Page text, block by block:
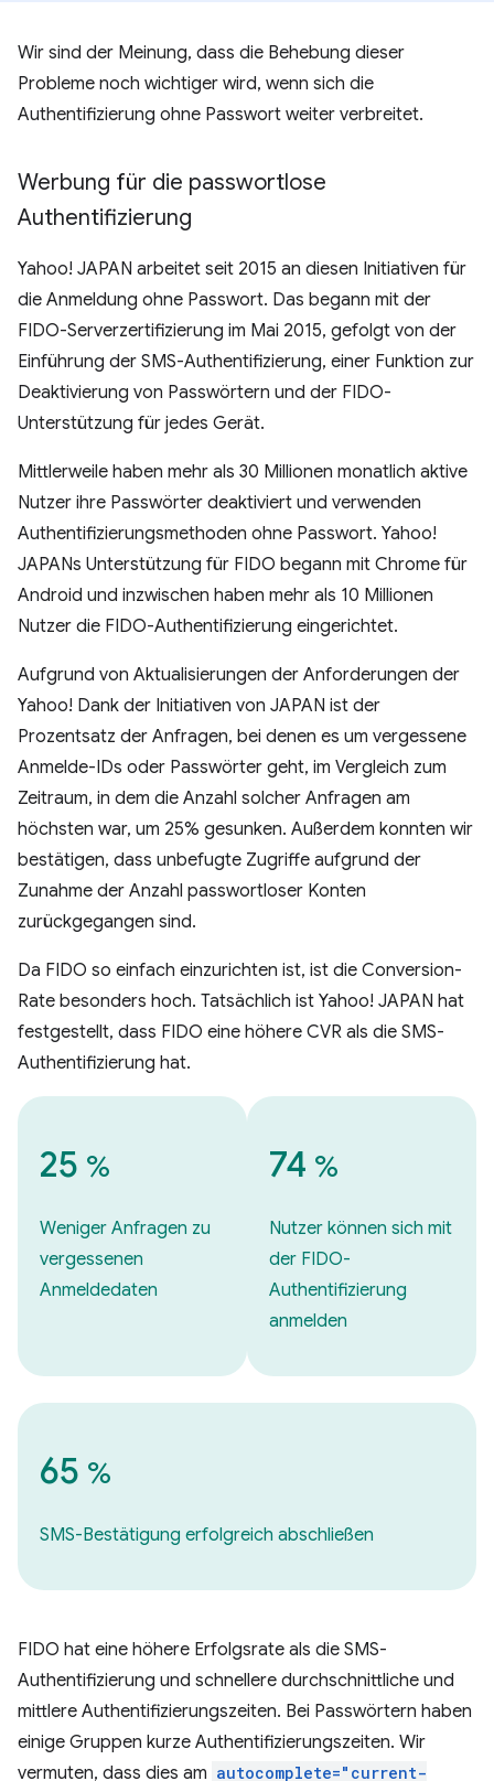
Wir sind der Meinung, dass die Behebung dieser
Probleme noch wichtiger wird, wenn sich die
Authentifizierung ohne Passwort weiter verbreitet.
Werbung für die passwortlose
Authentifizierung
Yahoo! JAPAN arbeitet seit 2015 an diesen Initiativen für
die Anmeldung ohne Passwort. Das begann mit der
FIDO-Serverzertifizierung im Mai 2015, gefolgt von der
Einführung der SMS-Authentifizierung, einer Funktion zur
Deaktivierung von Passwörtern und der FIDO-
Unterstützung für jedes Gerät.
Mittlerweile haben mehr als 30 Millionen monatlich aktive
Nutzer ihre Passwörter deaktiviert und verwenden
Authentifizierungsmethoden ohne Passwort. Yahoo!
JAPANs Unterstützung für FIDO begann mit Chrome für
Android und inzwischen haben mehr als 10 Millionen
Nutzer die FIDO-Authentifizierung eingerichtet.
Aufgrund von Aktualisierungen der Anforderungen der
Yahoo! Dank der Initiativen von JAPAN ist der
Prozentsatz der Anfragen, bei denen es um vergessene
Anmelde-IDs oder Passwörter geht, im Vergleich zum
Zeitraum, in dem die Anzahl solcher Anfragen am
höchsten war, um 25% gesunken. Außerdem konnten wir
bestätigen, dass unbefugte Zugriffe aufgrund der
Zunahme der Anzahl passwortloser Konten
zurückgegangen sind.
Da FIDO so einfach einzurichten ist, ist die Conversion-
Rate besonders hoch. Tatsächlich ist Yahoo! JAPAN hat
festgestellt, dass FIDO eine höhere CVR als die SMS-
Authentifizierung hat.
25 %
Weniger Anfragen zu
vergessenen
Anmeldedaten
74 %
Nutzer können sich mit
der FIDO-
Authentifizierung
anmelden
65 %
SMS-Bestätigung erfolgreich abschließen
FIDO hat eine höhere Erfolgsrate als die SMS-
Authentifizierung und schnellere durchschnittliche und
mittlere Authentifizierungszeiten. Bei Passwörtern haben
einige Gruppen kurze Authentifizierungszeiten. Wir
vermuten, dass dies am autocomplete="current-